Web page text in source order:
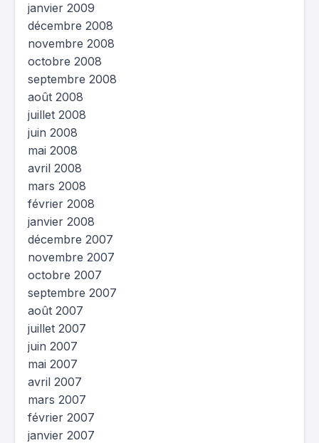
janvier 2009
décembre 2008
novembre 2008
octobre 2008
septembre 2008
août 2008
juillet 2008
juin 2008
mai 2008
avril 2008
mars 2008
février 2008
janvier 2008
décembre 2007
novembre 2007
octobre 2007
septembre 2007
août 2007
juillet 2007
juin 2007
mai 2007
avril 2007
mars 2007
février 2007
janvier 2007